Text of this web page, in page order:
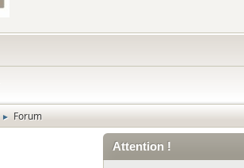
► Forum
Attention !